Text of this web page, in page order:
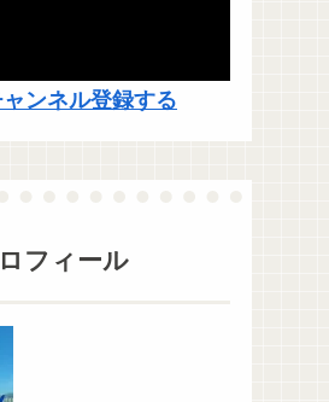
ンネル登録する
フィール